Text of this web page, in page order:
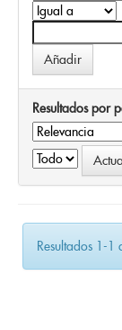
Resultados por
Resultados 1-1